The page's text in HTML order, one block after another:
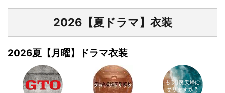
2026【夏ドラマ】衣装
2026夏【月曜】ドラマ衣装